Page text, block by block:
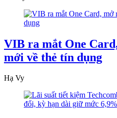
VIB ra mắt One
mới về thẻ tín dụng
Hạ Vy